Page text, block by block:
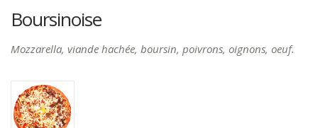
Boursinoise
Mozzarella, viande hachée, boursin, poivrons, oignons, oeuf.